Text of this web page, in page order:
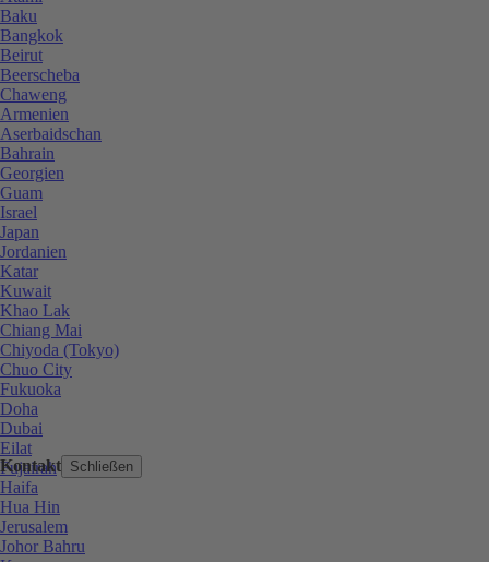
Kontakt Schließen
Baku
Bangkok
Beirut
Beerscheba
Chaweng
Armenien
Aserbaidschan
Bahrain
Georgien
Guam
Israel
Japan
Jordanien
Katar
Kuwait
Khao Lak
Chiang Mai
Chiyoda (Tokyo)
Chuo City
Fukuoka
Doha
Dubai
Eilat
Fujairah
Haifa
Hua Hin
Jerusalem
Johor Bahru